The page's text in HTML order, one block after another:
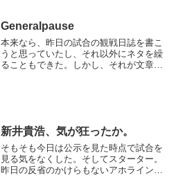
に、9回表の「反撃」などバ...
Generalpause
本来なら、昨日の試合の観戦日誌を書こ
うと思っていたし、それ以外にネタを繰
ることもできた。しかし、それが文章に
新井貴浩、気が狂ったか。
そもそも今日は公示を見た時点で試合を
見る気をなくした。そしてスターター。
昨日の反省のかけらもないアホラインナ